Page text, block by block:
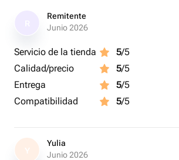
Remitente
Junio 2026
Servicio de la tienda 5/5
Calidad/precio
5/5
Entrega
5/5
Compatibilidad
5/5
Y
Yulia
Junio 2026